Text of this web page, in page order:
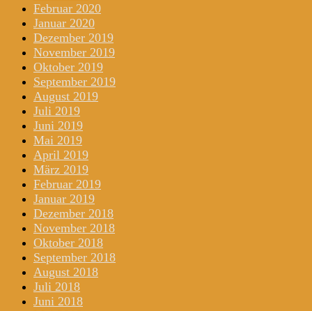
Februar 2020
Januar 2020
Dezember 2019
November 2019
Oktober 2019
September 2019
August 2019
Juli 2019
Juni 2019
Mai 2019
April 2019
März 2019
Februar 2019
Januar 2019
Dezember 2018
November 2018
Oktober 2018
September 2018
August 2018
Juli 2018
Juni 2018